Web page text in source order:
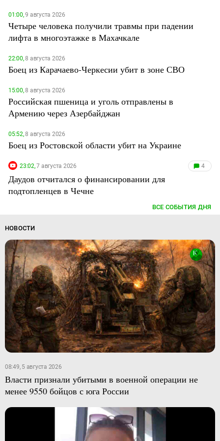
01:00,9 августа 2026
Четыре человека получили травмы при падении
лифта в многоэтажке в Махачкале
22:00,8 августа 2026
Боец из Карачаево-Черкесии убит в зоне СВО
15:00,8 августа 2026
Российская пшеница и уголь отправлены в
Армению через Азербайджан
05:52,8 августа 2026
Боец из Ростовской области убит на Украине
23:02,7 августа 2026 4
Даудов отчитался о финансировании для
подтопленцев в Чечне
ВСЕ СОБЫТИЯ ДНЯ
НОВОСТИ
08:49, 5 августа 2026
Власти признали убитыми в военной операции не
менее 9550 бойцов с юга России